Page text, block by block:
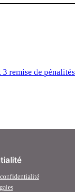
remise de pénalités